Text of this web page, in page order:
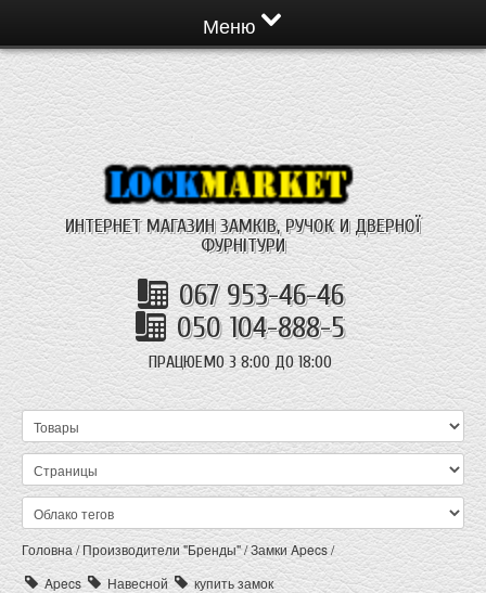
Меню
ИНТЕРНЕТ МАГАЗИН ЗАМКІВ, РУЧОК И ДВЕРНОЇ
ФУРНІТУРИ
067 953-46-46
050 104-888-5
ПРАЦЮЕМО З 8:00 ДО 18:00
Головна/Производители "Бренды"/Замки Apecs/
Apecs
Навесной
купить замок